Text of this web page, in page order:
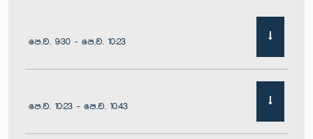
පෙ.ව. 9:30 - පෙ.ව. 10:23
පෙ.ව. 10:23 - පෙ.ව. 10:43